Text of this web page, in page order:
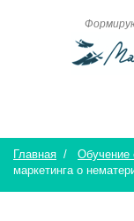
Главная / Обучение
маркетинга о